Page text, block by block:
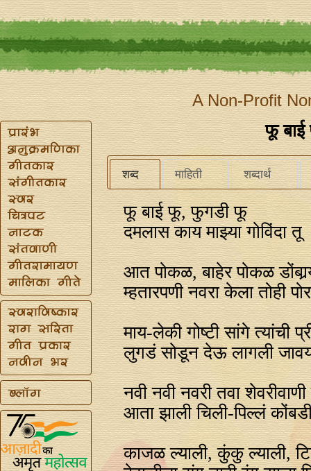
A Non-Profit
फू
शब्द माहिती शब्दार्थ
फू बाई फू, फुगडी फू
दमलास काय माझ्या गोविंदा तू
आत पोकळ, बाहेर पोकळ
म्हतारपणी नवरा केला तोही
माय-लेकी गोष्टी सांगे त्यांची
लुगडं सोडून देऊ लागली
नवी नवी नवरी तवा
आता झाली चिली-पिल्लं
काजळ ल्याली, कुंकु ल्याली,